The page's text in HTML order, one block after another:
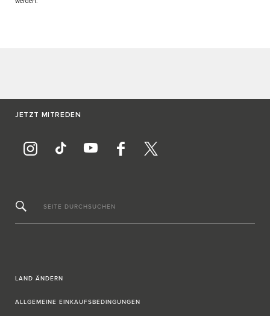
JETZT MITREDEN
SEITE DURCHSUCHEN
LAND ÄNDERN
ALLGEMEINE EINKAUFSBEDINGUNGEN